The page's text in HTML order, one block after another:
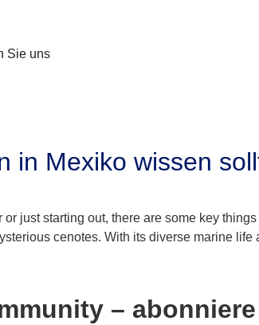
Sie uns
in Mexiko wissen
just starting out, there are some key
cenotes. With its diverse marine
–